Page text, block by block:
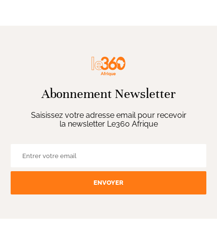
Abonnement Newsletter
Saisissez votre adresse email pour recevoir
la newsletter Le360 Afrique
ENVOYER